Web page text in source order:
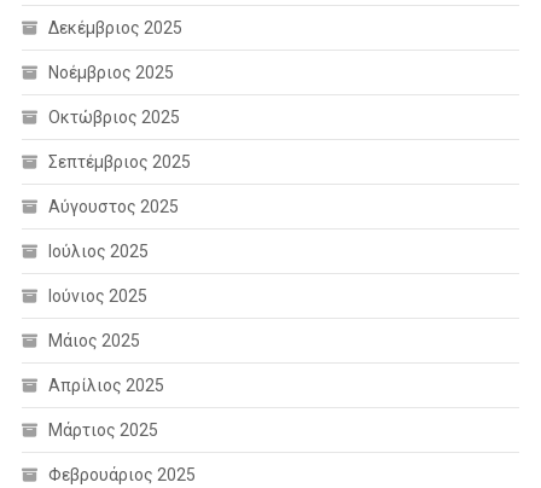
Δεκέμβριος 2025
Νοέμβριος 2025
Οκτώβριος 2025
Σεπτέμβριος 2025
Αύγουστος 2025
Ιούλιος 2025
Ιούνιος 2025
Μάιος 2025
Απρίλιος 2025
Μάρτιος 2025
Φεβρουάριος 2025